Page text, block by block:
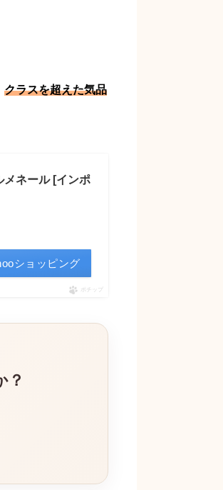
クラスを超えた気品
メネール [インポ
ショッピング
ポチップ
？